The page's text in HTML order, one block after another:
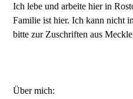
Ich lebe und arbeite hier in
Familie ist hier. Ich kann nicht
bitte zur Zuschriften aus
Über mich: